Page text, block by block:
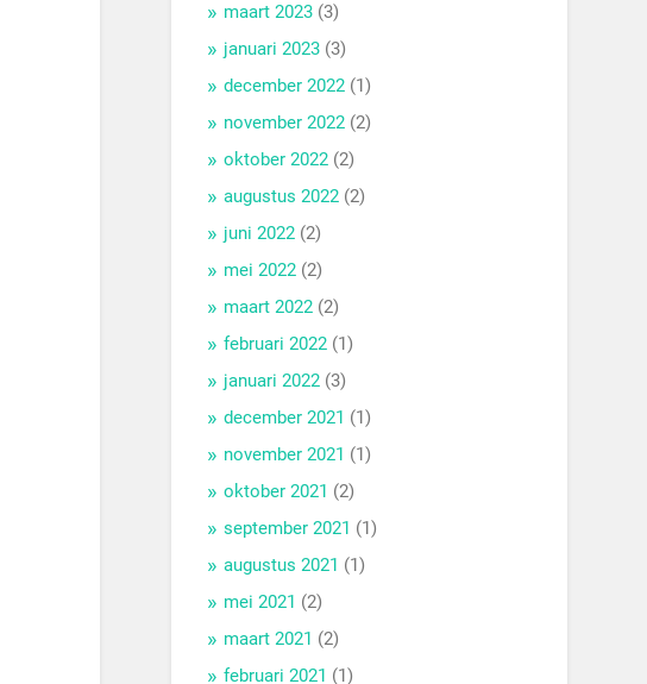
maart 2023 (3)
januari 2023 (3)
december 2022 (1)
november 2022 (2)
oktober 2022 (2)
augustus 2022 (2)
juni 2022 (2)
mei 2022 (2)
maart 2022 (2)
februari 2022 (1)
januari 2022 (3)
december 2021 (1)
november 2021 (1)
oktober 2021 (2)
september 2021 (1)
augustus 2021 (1)
mei 2021 (2)
maart 2021 (2)
februari 2021 (1)